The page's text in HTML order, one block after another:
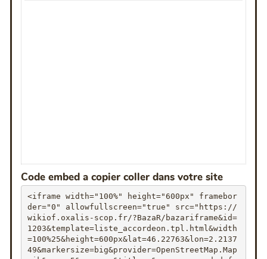
Code embed a copier coller dans votre site
<iframe width="100%" height="600px" framebor
der="0" allowfullscreen="true" src="https://
wikiof.oxalis-scop.fr/?BazaR/bazariframe&id=
1203&template=liste_accordeon.tpl.html&width
=100%25&height=600px&lat=46.22763&lon=2.2137
49&markersize=big&provider=OpenStreetMap.Map